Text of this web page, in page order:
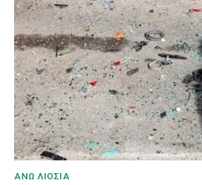
ΑΝΩ ΛΙΟΣΙΑ